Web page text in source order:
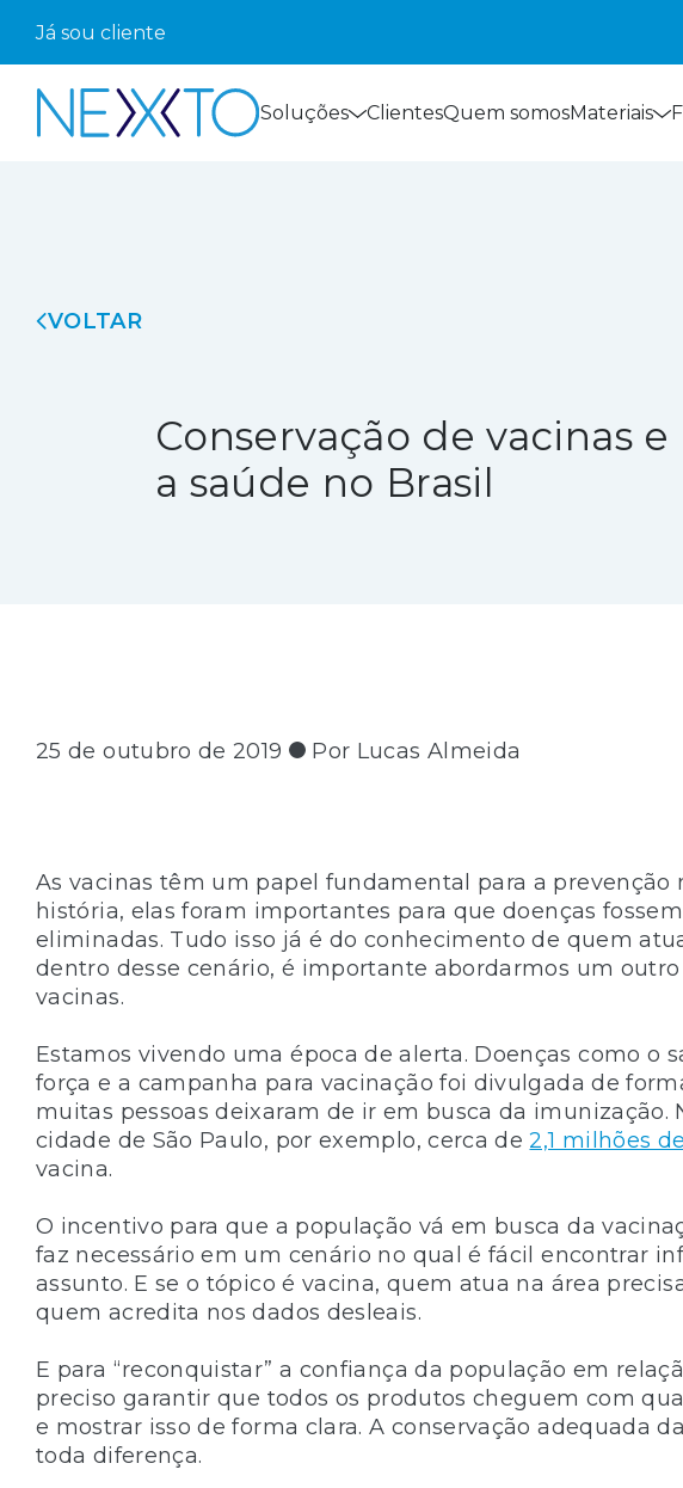
Já sou cliente
Soluções ClientesQuem somosMateriais
VOLTAR
Conservação de vacinas e
a saúde no Brasil
25 de outubro de 2019 Por Lucas Almeida
As vacinas têm um papel fundamental para a prevenção
história, elas foram importantes para que doenças
eliminadas. Tudo isso já é do conhecimento de quem
dentro desse cenário, é importante abordarmos um outro
vacinas.
Estamos vivendo uma época de alerta. Doenças como o
força e a campanha para vacinação foi divulgada de
muitas pessoas deixaram de ir em busca da imunização.
cidade de São Paulo, por exemplo, cerca de2,1 milhões
vacina.
O incentivo para que a população vá em busca da
faz necessário em um cenário no qual é fácil encontrar
assunto. E se o tópico é vacina, quem atua na área
quem acredita nos dados desleais.
E para “reconquistar” a confiança da população em
preciso garantir que todos os produtos cheguem com
e mostrar isso de forma clara. A conservação adequada
toda diferença.